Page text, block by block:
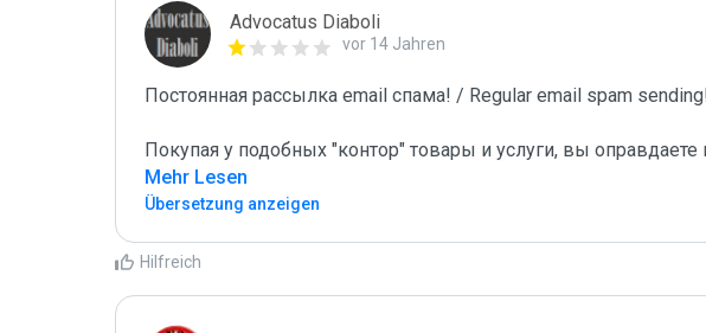
Advocatus Diaboli
vor 14 Jahren
Постоянная рассылка email спама! / Regular email spam
Покупая у подобных "контор" товары и услуги, вы
Mehr Lesen
Übersetzung anzeigen
Hilfreich